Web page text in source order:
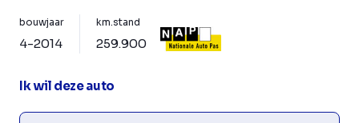
bouwjaar
4-2014
km.stand
259.900
Ik wil deze auto